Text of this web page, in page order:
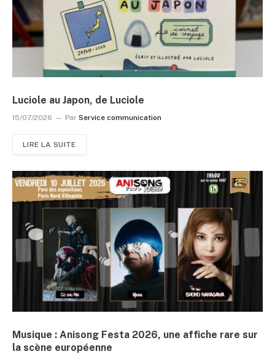
Luciole au Japon, de Luciole
15/07/2026 Par Service communication
LIRE LA SUITE
Musique : Anisong Festa 2026, une affiche rare sur
la scène européenne